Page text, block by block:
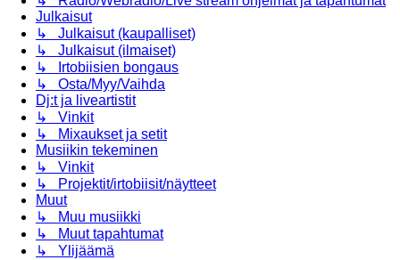
Julkaisut
↳ Julkaisut (kaupalliset)
↳ Julkaisut (ilmaiset)
↳ Irtobiisien bongaus
↳ Osta/Myy/Vaihda
Dj:t ja liveartistit
↳ Vinkit
↳ Mixaukset ja setit
Musiikin tekeminen
↳ Vinkit
↳ Projektit/irtobiisit/näytteet
Muut
↳ Muu musiikki
↳ Muut tapahtumat
↳ Ylijäämä